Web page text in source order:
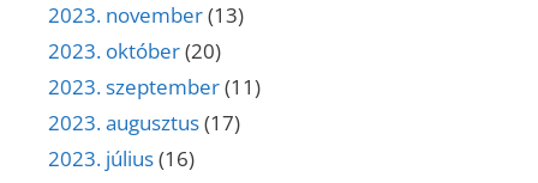
2023. november(13)
2023. október(20)
2023. szeptember(11)
2023. augusztus(17)
2023. július(16)